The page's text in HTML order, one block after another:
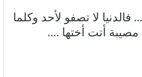
لا تصفو لأحد وكلما
مصيبة أتت أختها ....